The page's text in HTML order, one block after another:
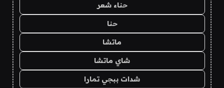
حناء شعر
حنا
ماتشا
شاي ماتشا
شدات ببجي تمارا